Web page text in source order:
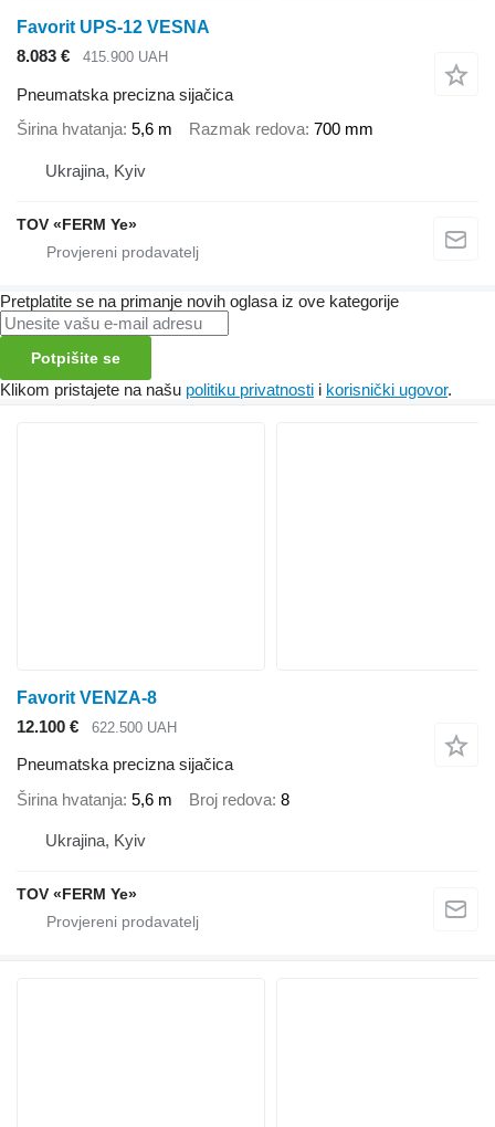
Favorit UPS-12 VESNA
8.083 €
415.900 UAH
Pneumatska precizna sijačica
Širina hvatanja 5,6 m Razmak redova 700 mm
Ukrajina, Kyiv
TOV «FERM Ye»
Pretplatite se na primanje novih oglasa iz ove kategorije
Potpišite se
Klikom pristajete na našu politiku privatnosti i korisnički ugovor.
Favorit VENZA-8
12.100 €
622.500 UAH
Pneumatska precizna sijačica
Širina hvatanja 5,6 m Broj redova 8
Ukrajina, Kyiv
TOV «FERM Ye»